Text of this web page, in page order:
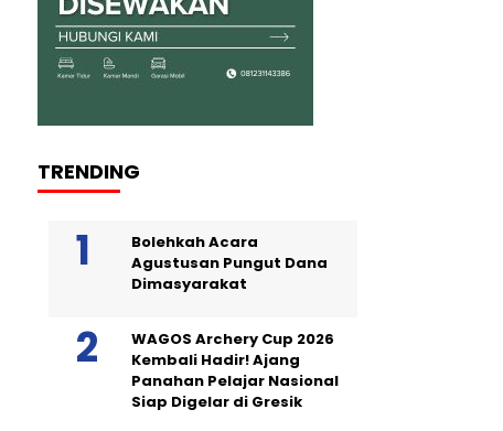
TRENDING
Bolehkah Acara
Agustusan Pungut Dana
Dimasyarakat
WAGOS Archery Cup 2026
Kembali Hadir! Ajang
Panahan Pelajar Nasional
Siap Digelar di Gresik